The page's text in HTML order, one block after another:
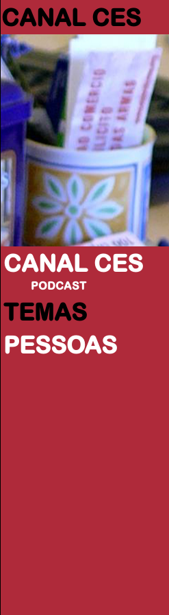
CANAL CES
CANAL CES
PODCAST
TEMAS
PESSOAS